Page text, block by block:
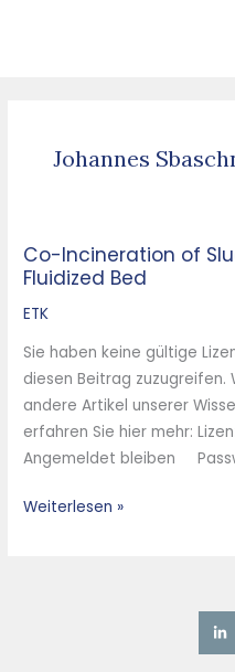
Johannes
Co-Incineration of
Fluidized Bed
ETK
Sie haben keine gültige
diesen Beitrag zuzugreifen.
andere Artikel unserer
erfahren Sie hier mehr:
Angemeldet bleiben
Co-
Incineration
of
in
a
Circulating
Fluidized
Bed
Weiterlesen »